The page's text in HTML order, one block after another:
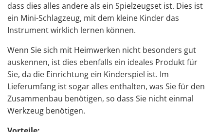
dass dies alles andere als ein Spielzeugset ist. Dies ist
ein Mini-Schlagzeug, mit dem kleine Kinder das
Instrument wirklich lernen können.
Wenn Sie sich mit Heimwerken nicht besonders gut
auskennen, ist dies ebenfalls ein ideales Produkt für
Sie, da die Einrichtung ein Kinderspiel ist. Im
Lieferumfang ist sogar alles enthalten, was Sie für den
Zusammenbau benötigen, so dass Sie nicht einmal
Werkzeug benötigen.